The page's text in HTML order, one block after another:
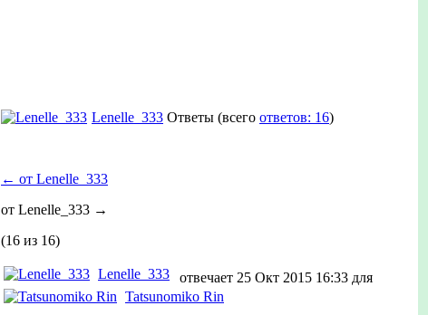
Lenelle_333 Ответы (всего ответов: 16)
← от Lenelle_333
от Lenelle_333 →
(16 из 16)
Lenelle_333
отвечает 25 Окт 2015 16:33 для
Tatsunomiko Rin